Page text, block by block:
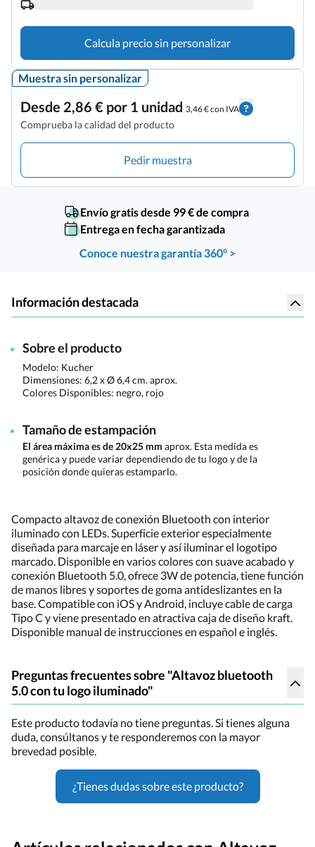
Calcula precio sin personalizar
Muestra sin personalizar
Desde 2,86 € por 1 unidad 3,46 € con IVA
Comprueba la calidad del producto
Pedir muestra
Envío gratis desde 99 € de compra
Entrega en fecha garantizada
Conoce nuestra garantía 360° >
Información destacada
Sobre el producto
Modelo: Kucher
Dimensiones: 6,2 x Ø 6,4 cm. aprox.
Colores Disponibles: negro, rojo
Tamaño de estampación
El área máxima es de 20x25 mm aprox. Esta medida es
genérica y puede variar dependiendo de tu logo y de la
posición donde quieras estamparlo.
Compacto altavoz de conexión Bluetooth con interior
iluminado con LEDs. Superficie exterior especialmente
diseñada para marcaje en láser y así iluminar el logotipo
marcado. Disponible en varios colores con suave acabado y
conexión Bluetooth 5.0, ofrece 3W de potencia, tiene función
de manos libres y soportes de goma antideslizantes en la
base. Compatible con iOS y Android, incluye cable de carga
Tipo C y viene presentado en atractiva caja de diseño kraft.
Disponible manual de instrucciones en español e inglés.
Preguntas frecuentes sobre "Altavoz bluetooth
5.0 con tu logo iluminado"
Este producto todavía no tiene preguntas. Si tienes alguna
duda, consúltanos y te responderemos con la mayor
brevedad posible.
¿Tienes dudas sobre este producto?